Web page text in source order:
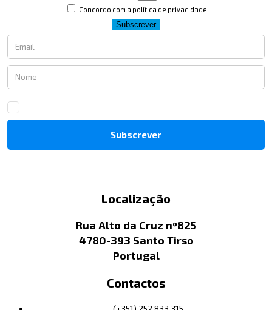
Concordo com a política de privacidade
Subscrever
Localização
Rua Alto da Cruz nº825
4780-393 Santo Tirso
Portugal
Contactos